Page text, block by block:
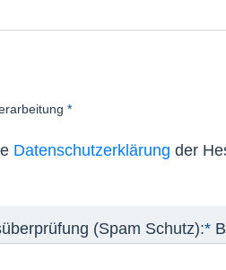
*Pflichtfeld
Datenschutzerklärung der
(Spam Schutz):*